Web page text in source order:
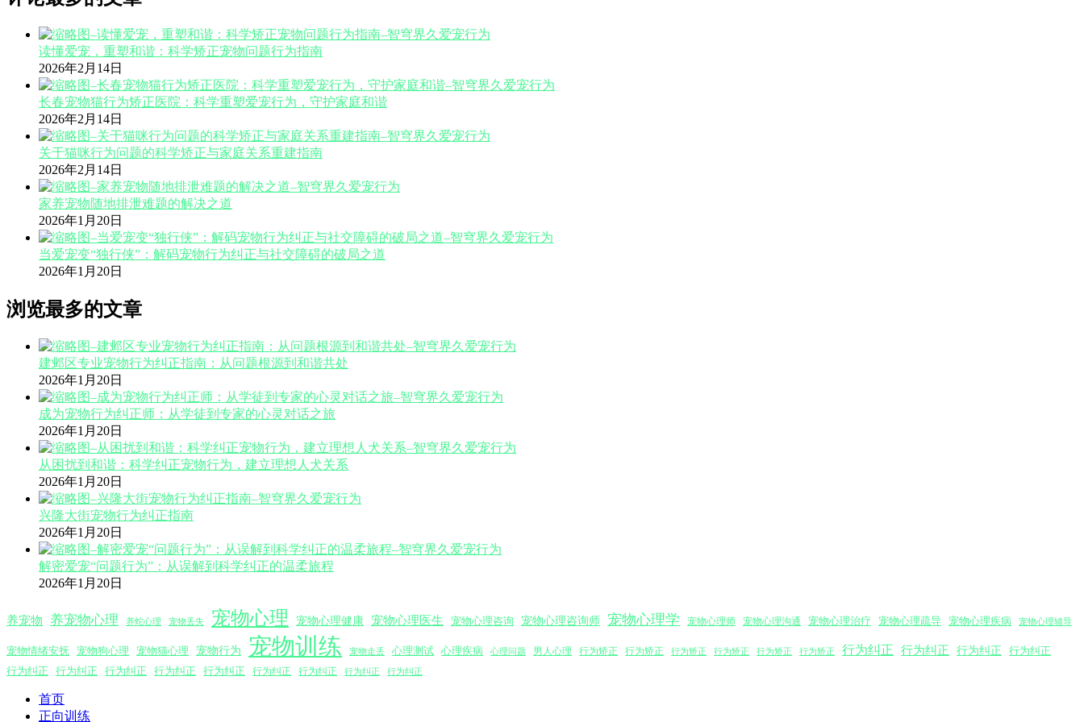
读懂爱宠，重塑和谐：科学矫正宠物问题行为指南
2026年2月14日
长春宠物猫行为矫正医院：科学重塑爱宠行为，守护家庭和谐
2026年2月14日
关于猫咪行为问题的科学矫正与家庭关系重建指南
2026年2月14日
家养宠物随地排泄难题的解决之道
2026年1月20日
当爱宠变“独行侠”：解码宠物行为纠正与社交障碍的破局之道
2026年1月20日
浏览最多的文章
建邺区专业宠物行为纠正指南：从问题根源到和谐共处
2026年1月20日
成为宠物行为纠正师：从学徒到专家的心灵对话之旅
2026年1月20日
从困扰到和谐：科学纠正宠物行为，建立理想人犬关系
2026年1月20日
兴隆大街宠物行为纠正指南
2026年1月20日
解密爱宠“问题行为”：从误解到科学纠正的温柔旅程
2026年1月20日
养宠物 养宠物心理 养蛇心理 宠物丢失 宠物心理 宠物心理健康 宠物心理医生 宠物心理咨询 宠物心理咨询师 宠物心理学 宠物心理师 宠物心理沟通 宠物心理治疗 宠物心理疏导 宠物心理疾病 宠物心理辅导
宠物情绪安抚 宠物狗心理 宠物猫心理 宠物行为 宠物训练 宠物走丢 心理测试 心理疾病 心理问题 男人心理 行为矫正 行为矫正 行为矫正 行为矫正 行为矫正 行为矫正 行为纠正 行为纠正 行为纠正
行为纠正
行为纠正
行为纠正 行为纠正 行为纠正 行为纠正 行为纠正 行为纠正 行为纠正 行为纠正
首页
正向训练